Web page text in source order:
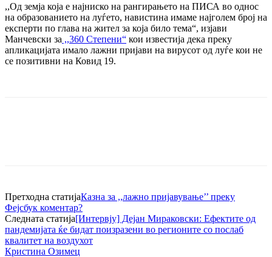
,,Од земја која е најниско на рангирањето на ПИСА во однос
на образованието на луѓето, навистина имаме најголем број на
експерти по глава на жител за која било тема“, изјави
Манчевски за ,,360 Степени“ кои известија дека преку
апликацијата имало лажни пријави на вирусот од луѓе кои не
се позитивни на Ковид 19.
Претходна статијаКазна за ,,лажно пријавување’’ преку
Фејсбук коментар?
Следната статија[Интервју] Дејан Мираковски: Ефектите од
пандемијата ќе бидат поизразени во регионите со послаб
квалитет на воздухот
Кристина Озимец